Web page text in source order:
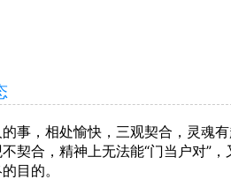
，相处愉快，三观契合，灵魂有
契合，精神上无法能“门当户对”
目的。